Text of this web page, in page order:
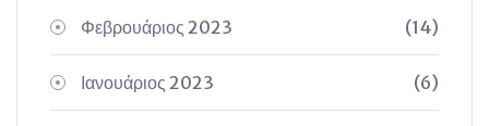
Φεβρουάριος 2023 (14)
Ιανουάριος 2023 (6)